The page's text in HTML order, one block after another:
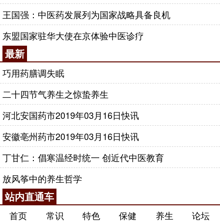
王国强：中医药发展列为国家战略具备良机
东盟国家驻华大使在京体验中医诊疗
最新
巧用药膳调失眠
二十四节气养生之惊蛰养生
河北安国药市2019年03月16日快讯
安徽亳州药市2019年03月16日快讯
丁甘仁：倡寒温经时统一 创近代中医教育
放风筝中的养生哲学
站内直通车
首页 常识 特色 保健 养生 论坛